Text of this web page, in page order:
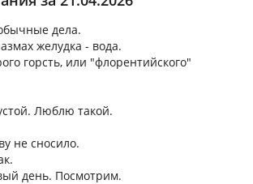
дела.
желудка - вода.
горсть, или "флорентийского"
Люблю такой.
не сносило.
день. Посмотрим.